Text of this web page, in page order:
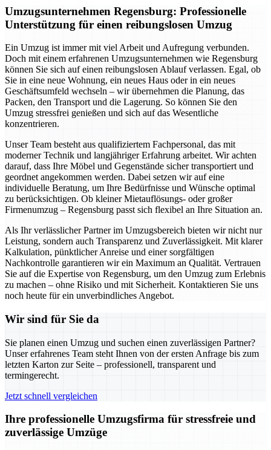
Umzugsunternehmen Regensburg: Professionelle
Unterstützung für einen reibungslosen Umzug
Ein Umzug ist immer mit viel Arbeit und Aufregung verbunden.
Doch mit einem erfahrenen Umzugsunternehmen wie Regensburg
können Sie sich auf einen reibungslosen Ablauf verlassen. Egal, ob
Sie in eine neue Wohnung, ein neues Haus oder in ein neues
Geschäftsumfeld wechseln – wir übernehmen die Planung, das
Packen, den Transport und die Lagerung. So können Sie den
Umzug stressfrei genießen und sich auf das Wesentliche
konzentrieren.
Unser Team besteht aus qualifiziertem Fachpersonal, das mit
moderner Technik und langjähriger Erfahrung arbeitet. Wir achten
darauf, dass Ihre Möbel und Gegenstände sicher transportiert und
geordnet angekommen werden. Dabei setzen wir auf eine
individuelle Beratung, um Ihre Bedürfnisse und Wünsche optimal
zu berücksichtigen. Ob kleiner Mietauflösungs- oder großer
Firmenumzug – Regensburg passt sich flexibel an Ihre Situation an.
Als Ihr verlässlicher Partner im Umzugsbereich bieten wir nicht nur
Leistung, sondern auch Transparenz und Zuverlässigkeit. Mit klarer
Kalkulation, pünktlicher Anreise und einer sorgfältigen
Nachkontrolle garantieren wir ein Maximum an Qualität. Vertrauen
Sie auf die Expertise von Regensburg, um den Umzug zum Erlebnis
zu machen – ohne Risiko und mit Sicherheit. Kontaktieren Sie uns
noch heute für ein unverbindliches Angebot.
Wir sind für Sie da
Sie planen einen Umzug und suchen einen zuverlässigen Partner?
Unser erfahrenes Team steht Ihnen von der ersten Anfrage bis zum
letzten Karton zur Seite – professionell, transparent und
termingerecht.
Jetzt schnell vergleichen
Ihre professionelle Umzugsfirma für stressfreie und
zuverlässige Umzüge